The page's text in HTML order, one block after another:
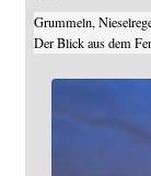
Grummeln,
Der Blick aus dem